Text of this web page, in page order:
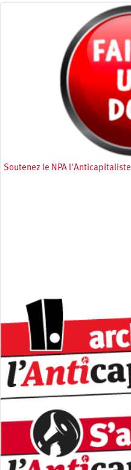
Soutenez le NPA l'Anticapitaliste